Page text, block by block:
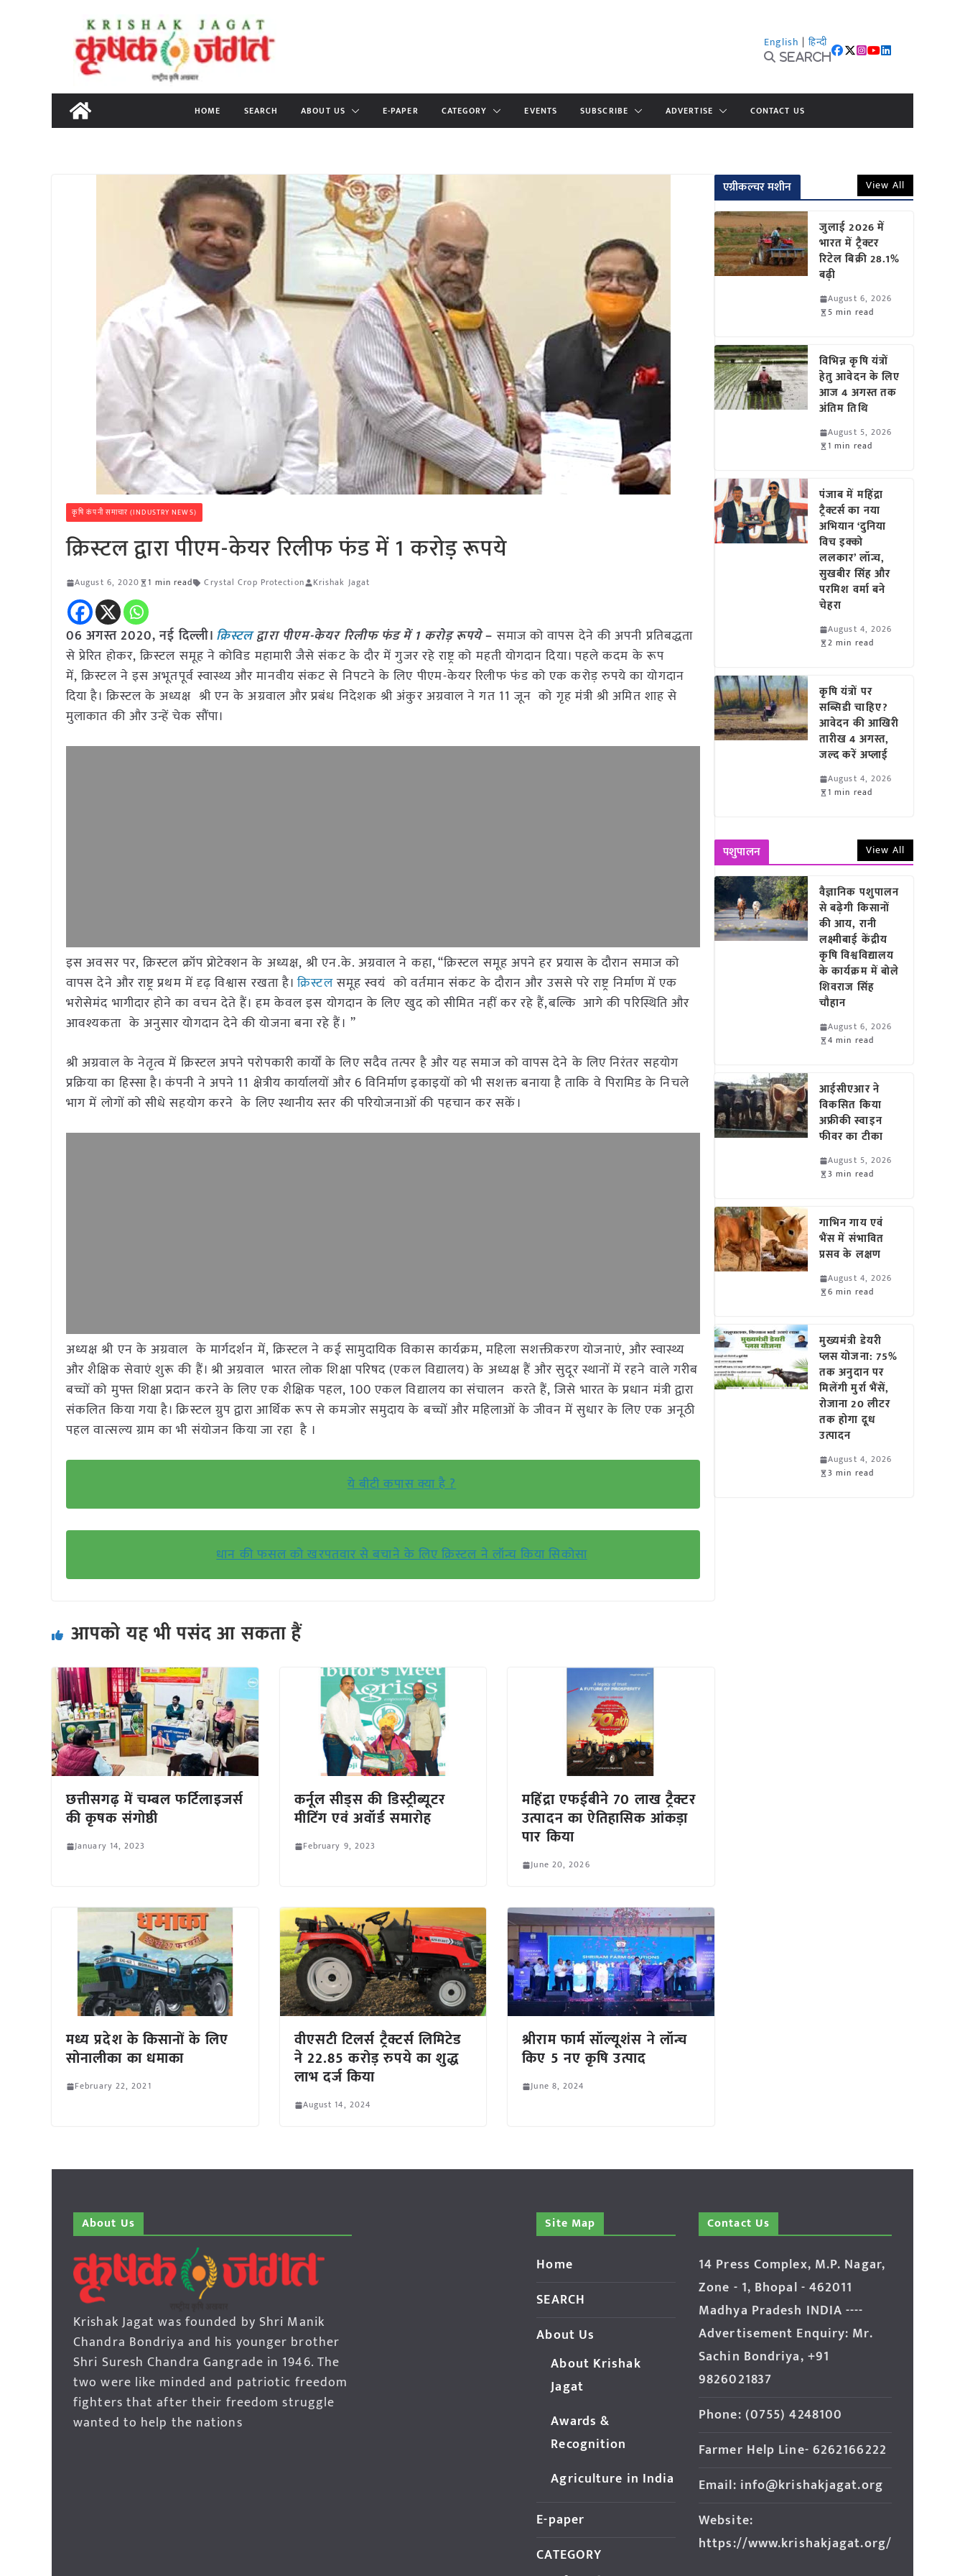
content
English | हिन्दी
Search
HOME SEARCH ABOUT US E-PAPER CATEGORY EVENTS SUBSCRIBE ADVERTISE CONTACT US
कृषि कंपनी समाचार (INDUSTRY NEWS)
क्रिस्टल द्वारा पीएम-केयर रिलीफ फंड में 1 करोड़ रूपये
August 6, 2020 1 min read Crystal Crop Protection Krishak Jagat
06 अगस्त 2020, नई दिल्ली। क्रिस्टलद्वारा पीएम-केयर रिलीफ फंड में 1 करोड़ रूपये– समाज को वापस देने की अपनी प्रतिबद्धता
से प्रेरित होकर, क्रिस्टल समूह ने कोविड महामारी जैसे संकट के दौर में गुजर रहे राष्ट्र को महती योगदान दिया। पहले कदम के रूप
में, क्रिस्टल ने इस अभूतपूर्व स्वास्थ्य और मानवीय संकट से निपटने के लिए पीएम-केयर रिलीफ फंड को एक करोड़ रुपये का योगदान
दिया है। क्रिस्टल के अध्यक्ष श्री एन के अग्रवाल और प्रबंध निदेशक श्री अंकुर अग्रवाल ने गत 11 जून को गृह मंत्री श्री अमित शाह से
मुलाकात की और उन्हें चेक सौंपा।
इस अवसर पर, क्रिस्टल क्रॉप प्रोटेक्शन के अध्यक्ष, श्री एन.के. अग्रवाल ने कहा, “क्रिस्टल समूह अपने हर प्रयास के दौरान समाज को
वापस देने और राष्ट्र प्रथम में दृढ़ विश्वास रखता है।क्रिस्टलसमूह स्वयं को वर्तमान संकट के दौरान और उससे परे राष्ट्र निर्माण में एक
भरोसेमंद भागीदार होने का वचन देते हैं। हम केवल इस योगदान के लिए खुद को सीमित नहीं कर रहे हैं,बल्कि आगे की परिस्थिति और
आवश्यकता के अनुसार योगदान देने की योजना बना रहे हैं। ”
श्री अग्रवाल के नेतृत्व में क्रिस्टल अपने परोपकारी कार्यों के लिए सदैव तत्पर है और यह समाज को वापस देने के लिए निरंतर सहयोग
प्रक्रिया का हिस्सा है। कंपनी ने अपने 11 क्षेत्रीय कार्यालयों और 6 विनिर्माण इकाइयों को भी सशक्त बनाया है ताकि वे पिरामिड के निचले
भाग में लोगों को सीधे सहयोग करने के लिए स्थानीय स्तर की परियोजनाओं की पहचान कर सकें।
अध्यक्ष श्री एन के अग्रवाल के मार्गदर्शन में, क्रिस्टल ने कई सामुदायिक विकास कार्यक्रम, महिला सशक्तीकरण योजनाएं, और स्वास्थ्य
और शैक्षिक सेवाएं शुरू की हैं। श्री अग्रवाल भारत लोक शिक्षा परिषद (एकल विद्यालय) के अध्यक्ष हैं और सुदूर स्थानों में रहने वाले गरीब
बच्चों को मुफ्त शिक्षा प्रदान करने के लिए एक शैक्षिक पहल, 100 एकल विद्यालय का संचालन करते हैं, जिसे भारत के प्रधान मंत्री द्वारा
संकलित किया गया है। क्रिस्टल ग्रुप द्वारा आर्थिक रूप से कमजोर समुदाय के बच्चों और महिलाओं के जीवन में सुधार के लिए एक अनूठी
पहल वात्सल्य ग्राम का भी संयोजन किया जा रहा है ।
ये बीटी कपास क्या है ?
धान की फसल को खरपतवार से बचाने के लिए क्रिस्टल ने लॉन्च किया सिकोसा
आपको यह भी पसंद आ सकता हैं
छत्तीसगढ़ में चम्बल फर्टिलाइजर्स
की कृषक संगोष्ठी
January 14, 2023
कर्नूल सीड्स की डिस्ट्रीब्यूटर
मीटिंग एवं अवॉर्ड समारोह
February 9, 2023
महिंद्रा एफईबीने 70 लाख ट्रैक्टर
उत्पादन का ऐतिहासिक आंकड़ा
पार किया
June 20, 2026
मध्य प्रदेश के किसानों के लिए
सोनालीका का धमाका
February 22, 2021
वीएसटी टिलर्स ट्रैक्टर्स लिमिटेड
ने 22.85 करोड़ रुपये का शुद्ध
लाभ दर्ज किया
August 14, 2024
श्रीराम फार्म सॉल्यूशंस ने लॉन्च
किए 5 नए कृषि उत्पाद
June 8, 2024
एग्रीकल्चर मशीन View All
जुलाई 2026 में
भारत में ट्रैक्टर
रिटेल बिक्री 28.1%
बढ़ी
August 6, 2026
5 min read
विभिन्न कृषि यंत्रों
हेतु आवेदन के लिए
आज 4 अगस्त तक
अंतिम तिथि
August 5, 2026
1 min read
पंजाब में महिंद्रा
ट्रैक्टर्स का नया
अभियान ‘दुनिया
विच इक्को
ललकार’ लॉन्च,
सुखबीर सिंह और
परमिश वर्मा बने
चेहरा
August 4, 2026
2 min read
कृषि यंत्रों पर
सब्सिडी चाहिए?
आवेदन की आखिरी
तारीख 4 अगस्त,
जल्द करें अप्लाई
August 4, 2026
1 min read
पशुपालन View All
वैज्ञानिक पशुपालन
से बढ़ेगी किसानों
की आय, रानी
लक्ष्मीबाई केंद्रीय
कृषि विश्वविद्यालय
के कार्यक्रम में बोले
शिवराज सिंह
चौहान
August 6, 2026
4 min read
आईसीएआर ने
विकसित किया
अफ्रीकी स्वाइन
फीवर का टीका
August 5, 2026
3 min read
गाभिन गाय एवं
भैंस में संभावित
प्रसव के लक्षण
August 4, 2026
6 min read
मुख्यमंत्री डेयरी
प्लस योजना: 75%
तक अनुदान पर
मिलेंगी मुर्रा भैंसें,
रोजाना 20 लीटर
तक होगा दूध
उत्पादन
August 4, 2026
3 min read
About Us
Krishak Jagat was founded by Shri Manik
Chandra Bondriya and his younger brother
Shri Suresh Chandra Gangrade in 1946. The
two were like minded and patriotic freedom
fighters that after their freedom struggle
wanted to help the nations
Site Map
Home
SEARCH
About Us
About Krishak
Jagat
Awards &
Recognition
Agriculture in India
E-paper
CATEGORY
Contact Us
14 Press Complex, M.P. Nagar,
Zone - 1, Bhopal - 462011
Madhya Pradesh INDIA ----
Advertisement Enquiry: Mr.
Sachin Bondriya, +91
9826021837
Phone: (0755) 4248100
Farmer Help Line- 6262166222
Email: info@krishakjagat.org
Website:
https://www.krishakjagat.org/